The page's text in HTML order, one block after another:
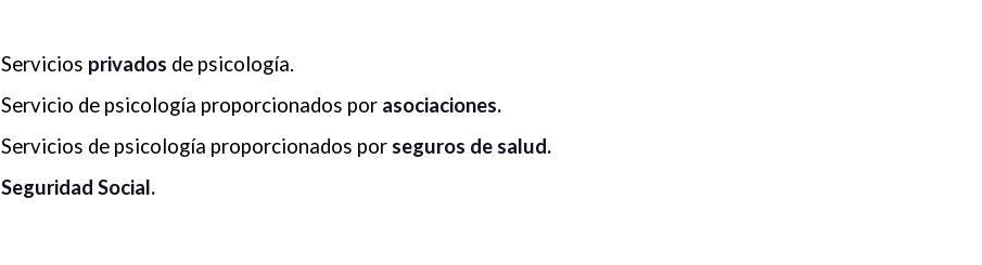
Servicios privados de psicología.
Servicio de psicología proporcionados por asociaciones.
Servicios de psicología proporcionados porseguros de salud.
Seguridad Social.